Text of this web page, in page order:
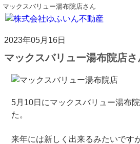
マックスバリュー湯布院店さん
2023年05月16日
マックスバリュー湯布院店さ
5月10日にマックスバリュー湯布
た。
来年には新しく出来るみたいです